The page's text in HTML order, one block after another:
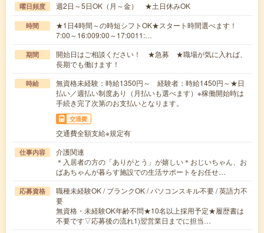
曜日頻度 週2日～5日OK（月～金） ★土日休みOK
時間
★1日4時間～の時短シフトOK★スタート時間選べます！
7:00～16:009:00～17:0011:…
期間
開始日はご相談ください！ ★急募 ★職場が気に入れば、
長期でも働けます！
時給
無資格未経験：時給1350円～ 経験者：時給1450円～★日
払い／週払い制度あり（月払いも選べます）※稼働開始時は
手続き完了次第のお支払いとなります。
交通費
交通費全額支給※規定有
仕事内容
介護関連
＊入居者の方の「ありがとう」が嬉しい＊おじいちゃん、お
ばあちゃんが暮らす施設での生活サポートをお任せ…
応募資格
職種未経験OK / ブランクOK / パソコンスキル不要 / 英語力不
要
無資格・未経験OK年齢不問★10名以上採用予定★履歴書は
不要です▽応募後の流れ1)翌営業日までに担当…